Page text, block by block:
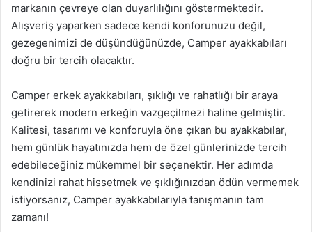
markanın çevreye olan duyarlılığını göstermektedir.
Alışveriş yaparken sadece kendi konforunuzu değil,
gezegenimizi de düşündüğünüzde, Camper ayakkabıları
doğru bir tercih olacaktır.
Camper erkek ayakkabıları, şıklığı ve rahatlığı bir araya
getirerek modern erkeğin vazgeçilmezi haline gelmiştir.
Kalitesi, tasarımı ve konforuyla öne çıkan bu ayakkabılar,
hem günlük hayatınızda hem de özel günlerinizde tercih
edebileceğiniz mükemmel bir seçenektir. Her adımda
kendinizi rahat hissetmek ve şıklığınızdan ödün vermemek
istiyorsanız, Camper ayakkabılarıyla tanışmanın tam
zamanı!